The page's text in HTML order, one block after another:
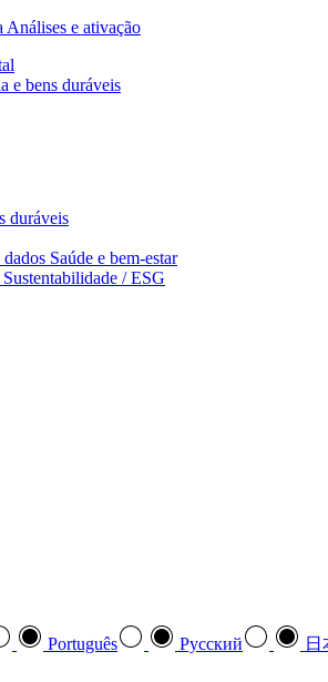
Análises e ativação
e bens duráveis
duráveis
Saúde e bem‑estar
Sustentabilidade / ESG
Português Pусский 日